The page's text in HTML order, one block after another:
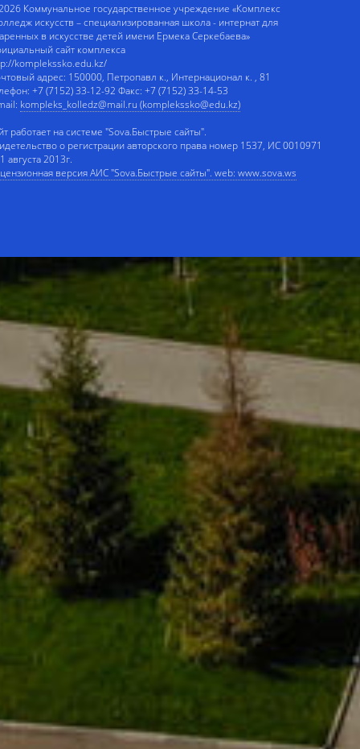
Коммунальное государственное учреждение «Комплекс
искусств – специализированная школа - интернат для
в искусстве детей имени Ермека Серкебаева»
сайт комплекса
komplekssko.edu.kz/
адрес: 150000, Петропавл к., Интернационал к. , 81
+7 (7152) 33-12-92 Факс: +7 (7152) 33-14-53
kompleks_kolledz@mail.ru (komplekssko@edu.kz)
работает на системе "Sova.Быстрые сайты".
о регистрации авторского права номер 1537, ИС 0010971
августа 2013г.
версия АИС "Sova.Быстрые сайты". web: www.sova.ws